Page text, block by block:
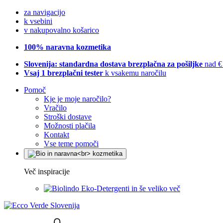
za navigacijo
k vsebini
v nakupovalno košarico
100% naravna kozmetika
Slovenija: standardna dostava brezplačna za pošiljke nad
Vsaj 1 brezplačni tester k vsakemu naročilu
Pomoč
Kje je moje naročilo?
Vračilo
Stroški dostave
Možnosti plačila
Kontakt
Vse teme pomoči
Več inspiracije
Eko-Detergenti in še veliko več